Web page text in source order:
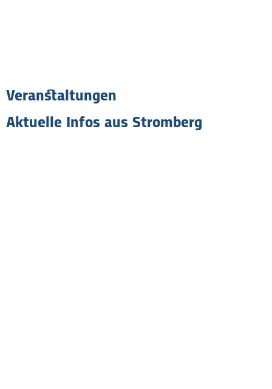
de
Veranstaltungen
Aktuelle Infos aus Stromberg